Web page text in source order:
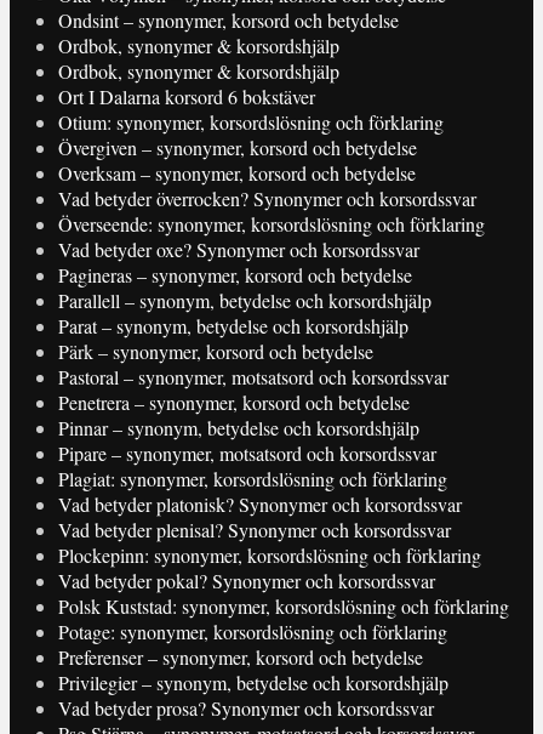
Ondsint – synonymer, korsord och betydelse
Ordbok, synonymer & korsordshjälp
Ordbok, synonymer & korsordshjälp
Ort I Dalarna korsord 6 bokstäver
Otium: synonymer, korsordslösning och förklaring
Övergiven – synonymer, korsord och betydelse
Overksam – synonymer, korsord och betydelse
Vad betyder överrocken? Synonymer och korsordssvar
Överseende: synonymer, korsordslösning och förklaring
Vad betyder oxe? Synonymer och korsordssvar
Pagineras – synonymer, korsord och betydelse
Parallell – synonym, betydelse och korsordshjälp
Parat – synonym, betydelse och korsordshjälp
Pärk – synonymer, korsord och betydelse
Pastoral – synonymer, motsatsord och korsordssvar
Penetrera – synonymer, korsord och betydelse
Pinnar – synonym, betydelse och korsordshjälp
Pipare – synonymer, motsatsord och korsordssvar
Plagiat: synonymer, korsordslösning och förklaring
Vad betyder platonisk? Synonymer och korsordssvar
Vad betyder plenisal? Synonymer och korsordssvar
Plockepinn: synonymer, korsordslösning och förklaring
Vad betyder pokal? Synonymer och korsordssvar
Polsk Kuststad: synonymer, korsordslösning och förklaring
Potage: synonymer, korsordslösning och förklaring
Preferenser – synonymer, korsord och betydelse
Privilegier – synonym, betydelse och korsordshjälp
Vad betyder prosa? Synonymer och korsordssvar